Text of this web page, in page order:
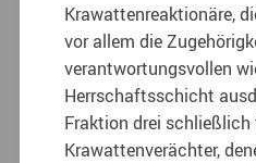
Krawattenreaktionäre,
vor allem die
verantwortungsvollen
Herrschaftsschicht
Fraktion drei
Krawattenverächter,